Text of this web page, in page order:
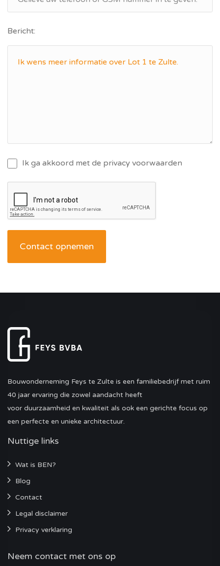
Bericht:
Ik ga akkoord met de privacy voorwaarden
Contact opnemen
Bouwonderneming Feys te Zulte is een familiebedrijf met ruim
40 jaar ervaring die zowel aandacht heeft
voor duurzaamheid en kwaliteit als ook een gerichte focus op
een perfecte en unieke architectuur.
Nuttige links
Wat is BEN?
Blog
Contact
Legal disclaimer
Privacy verklaring
Neem contact met ons op